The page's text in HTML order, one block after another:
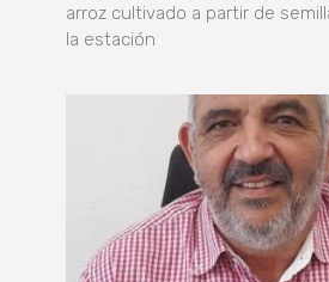
arroz cultivado a partir de
la estación